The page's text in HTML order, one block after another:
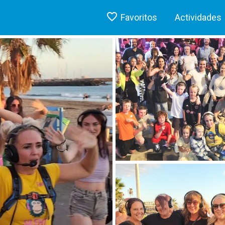
Favoritos Actividades